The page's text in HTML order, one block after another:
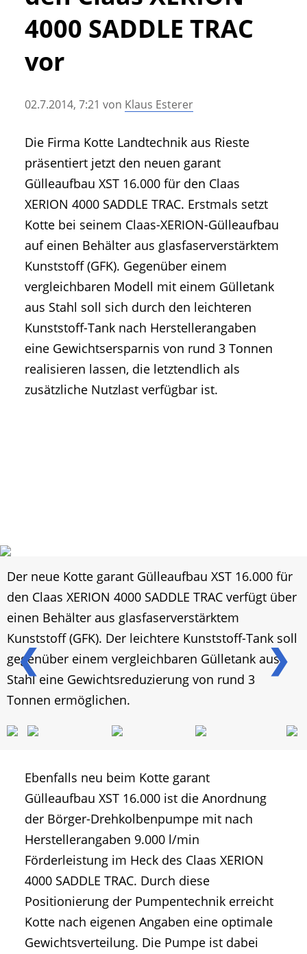
• Messen und Veranstaltungen
• Mitteilung der Redaktion
• Agritechnica Neuheiten Archiv
4000 SADDLE TRAC
vor
02.7.2014, 7:21 von Klaus Esterer
Die Firma Kotte Landtechnik aus Rieste
präsentiert jetzt den neuen garant
Gülleaufbau XST 16.000 für den Claas
XERION 4000 SADDLE TRAC. Erstmals setzt
Kotte bei seinem Claas-XERION-Gülleaufbau
auf einen Behälter aus glasfaserverstärktem
Kunststoff (GFK). Gegenüber einem
vergleichbaren Modell mit einem Gülletank
aus Stahl soll sich durch den leichteren
Kunststoff-Tank nach Herstellerangaben
eine Gewichtsersparnis von rund 3 Tonnen
realisieren lassen, die letztendlich als
zusätzliche Nutzlast verfügbar ist.
❮ ❯
Der neue Kotte garant Gülleaufbau XST 16.000 für
den Claas XERION 4000 SADDLE TRAC verfügt über
einen Behälter aus glasfaserverstärktem
Kunststoff (GFK). Der leichtere Kunststoff-Tank soll
gegenüber einem vergleichbaren Gülletank aus
Stahl eine Gewichtsreduzierung von rund 3
Tonnen ermöglichen.
Ebenfalls neu beim Kotte garant
Gülleaufbau XST 16.000 ist die Anordnung
der Börger-Drehkolbenpumpe mit nach
Herstellerangaben 9.000 l/min
Förderleistung im Heck des Claas XERION
4000 SADDLE TRAC. Durch diese
Positionierung der Pumpentechnik erreicht
Kotte nach eigenen Angaben eine optimale
Gewichtsverteilung. Die Pumpe ist dabei